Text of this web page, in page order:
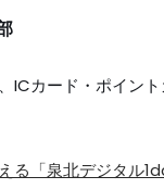
ICカード・ポイン
る「泉北デジタル